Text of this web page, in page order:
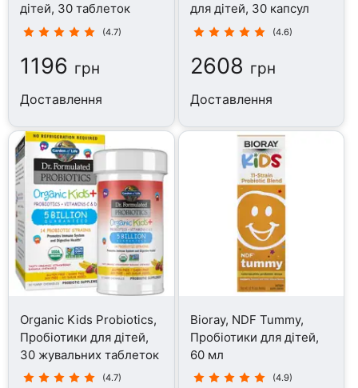
дітей, 30 таблеток
(4.7)
1196 грн
Доставлення
для дітей, 30 капсул
(4.6)
2608 грн
Доставлення
Organic Kids Probiotics,
Пробіотики для дітей,
30 жувальних таблеток
(4.7)
Bioray, NDF Tummy,
Пробіотики для дітей,
60 мл
(4.9)